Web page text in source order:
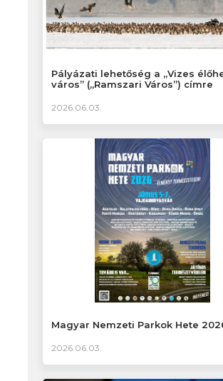
Pályázati lehetőség a „Vizes
város” („Ramszari Város”) címre
2026.06.03.
Magyar Nemzeti Parkok Hete
2026.06.03.